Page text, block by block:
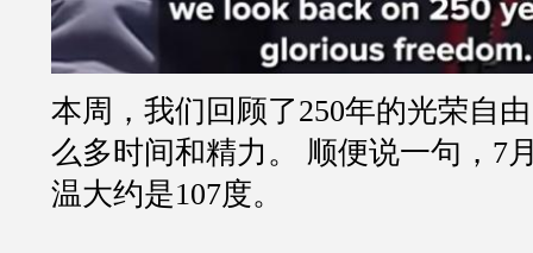
本周，我们回顾了250年的光荣自
么多时间和精力。 顺便说一句，7
温大约是107度。